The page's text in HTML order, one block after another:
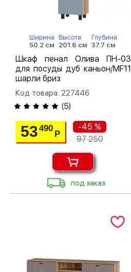
Ширина
50.2 см
Высота
201.6 см
Глубина
37.7 см
Шкаф пенал Олива ПН-03
для посуды дуб каньон/MF11
шарли бриз
Код товара: 227446
(5)
53490
Р
-45 %
97 250
под заказ